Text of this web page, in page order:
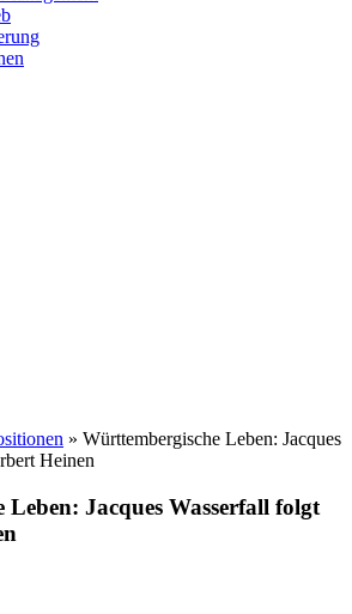
» Württembergische Leben: Jacques
Heinen
Leben: Jacques Wasserfall folgt